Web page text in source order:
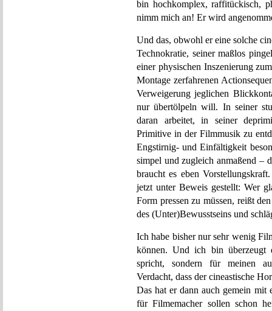
bin hochkomplex, raffitückisch,
nimm mich an! Er wird
Und das, obwohl er eine solche
Technokratie, seiner maßlos
einer physischen Inszenierung
Montage zerfahrenen
Verweigerung jeglichen
nur übertölpeln will. In seiner
daran arbeitet, in seiner
Primitive in der Filmmusik zu
Engstirnig- und Einfältigkeit
simpel und zugleich anmaßend –
braucht es eben
jetzt unter Beweis gestellt: Wer
Form pressen zu müssen, reißt
des (Unter)Bewusstseins und
Ich habe bisher nur sehr wenig
können. Und ich bin überzeugt
spricht, sondern für meinen
Verdacht, dass der cineastische
Das hat er dann auch gemein mit
für Filmemacher sollen schon